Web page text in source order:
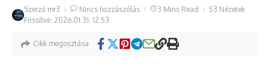
Szerző mr3 Nincs hozzászólás 3 Mins Read
53 Nézetek
Frissítve: 2026.01.31. 12:53
Cikk megosztása